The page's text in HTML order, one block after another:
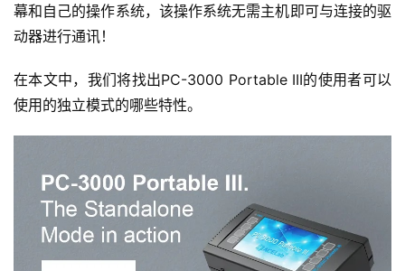
幕和自己的操作系统，该操作系统无需主机即可与连接的驱
动器进行通讯！
在本文中，我们将找出PC-3000 Portable III的使用者可以
使用的独立模式的哪些特性。